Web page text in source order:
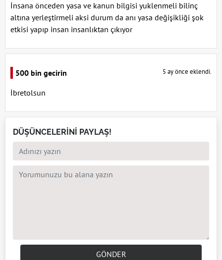
İnsana önceden yasa ve kanun bilgisi yuklenmeli bilinç
altına yerleştirmeli aksi durum da anı yasa değişikliği şok
etkisi yapıp insan insanlıktan çıkıyor
500 bin gecirin 5 ay önce eklendi.
İbretolsun
DÜŞÜNCELERİNİ PAYLAŞ!
GÖNDER